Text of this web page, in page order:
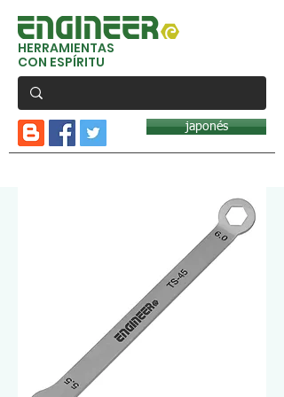
HERRAMIENTAS
CON ESPÍRITU
japonés